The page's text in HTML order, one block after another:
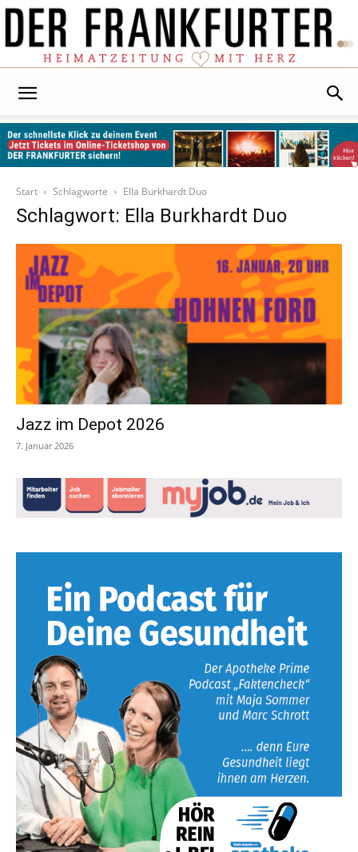
Start
Schlagworte Ella Burkhardt Duo
Schlagwort: Ella Burkhardt Duo
Jazz im Depot 2026
7. Januar 2026